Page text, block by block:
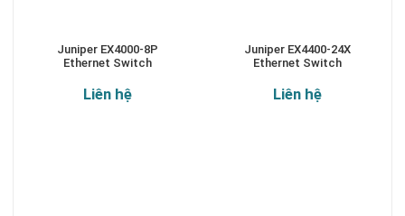
Juniper EX4000-8P
Ethernet Switch
Liên hệ
Juniper EX4400-24X
Ethernet Switch
Liên hệ